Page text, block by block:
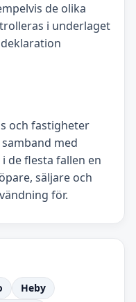
de olika
i underlaget
och fastigheter
med
de flesta fallen en
säljare och
för.
Heby